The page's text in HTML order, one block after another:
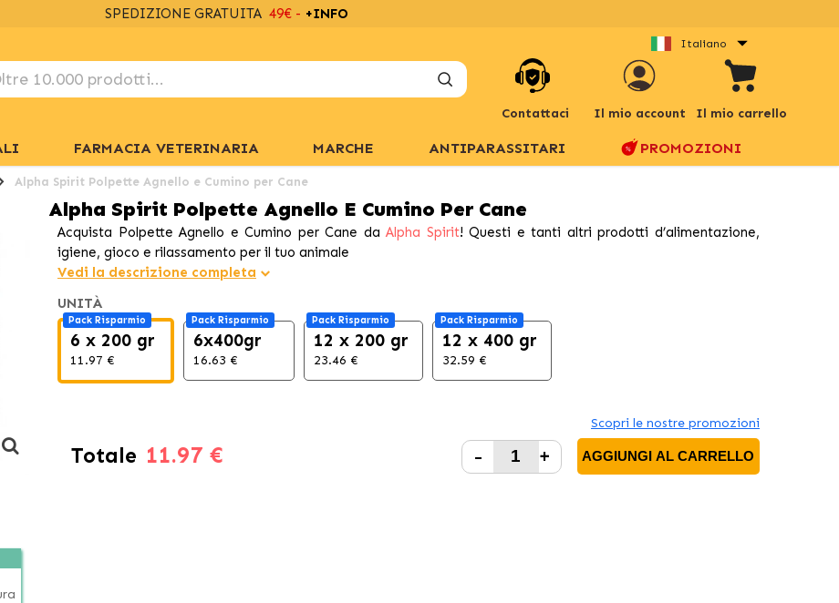
SPEDIZIONE GRATUITA 49€ - +INFO
Italiano
Contattaci Il mio account Il mio carrello
FARMACIA VETERINARIA MARCHE ANTIPARASSITARI PROMOZIONI
Alpha Spirit Polpette Agnello e Cumino per Cane
Alpha Spirit Polpette Agnello E Cumino Per Cane
Acquista Polpette Agnello e Cumino per Cane daAlpha Spirit! Questi e tanti altri prodotti d’alimentazione,
igiene, gioco e rilassamento per il tuo animale
Vedi la descrizione completa
UNITÀ
Pack Risparmio
6 x 200 gr
11.97 €
Pack Risparmio
6x400gr
16.63 €
Pack Risparmio
12 x 200 gr
23.46 €
Pack Risparmio
12 x 400 gr
32.59 €
Scopri le nostre promozioni
Totale 11.97 € - + AGGIUNGI AL CARRELLO